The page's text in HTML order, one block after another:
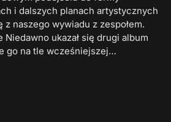
i dalszych planach artystycznych
naszego wywiadu z zespołem.
Niedawno ukazał się drugi album
go na tle wcześniejszej…